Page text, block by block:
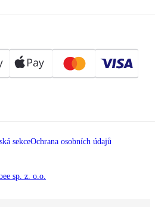
sekceOchrana osobních údajů
sp. z. o.o.